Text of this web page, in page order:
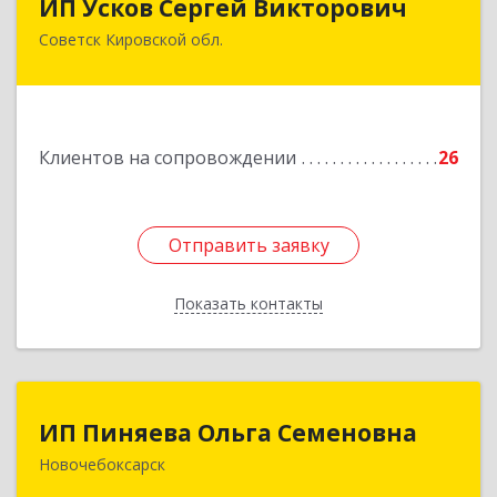
ИП Усков Сергей Викторович
Советск Кировской обл.
Клиентов на сопровождении 26
Отправить заявку
Показать контакты
613340, Кировская обл, Советск г, Дружбы ул,
Отправить заявку
Назад
ИП Пиняева Ольга Семеновна
Новочебоксарск
429965, Чувашская Республика - Чувашия,